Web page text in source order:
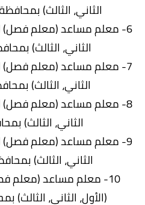
الثاني، الثالث)
6- معلم مساعد (معلم فصل)
الثاني، الثالث)
7- معلم مساعد (معلم فصل)
الثاني، الثالث)
8- معلم مساعد (معلم فصل)
الثاني، الثالث)
9- معلم مساعد (معلم فصل)
الثاني، الثالث)
10- معلم مساعد (معلم
(الأول، الثاني،